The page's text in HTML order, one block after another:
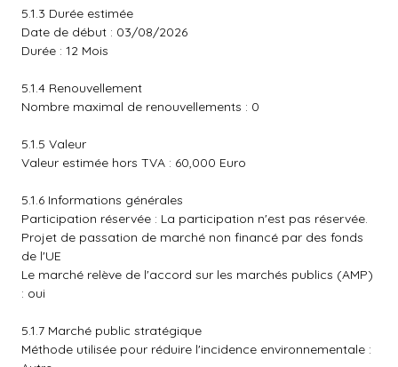
5.1.3 Durée estimée
Date de début : 03/08/2026
Durée : 12 Mois
5.1.4 Renouvellement
Nombre maximal de renouvellements : 0
5.1.5 Valeur
Valeur estimée hors TVA : 60,000 Euro
5.1.6 Informations générales
Participation réservée : La participation n'est pas réservée.
Projet de passation de marché non financé par des fonds
de l'UE
Le marché relève de l'accord sur les marchés publics (AMP)
: oui
5.1.7 Marché public stratégique
Méthode utilisée pour réduire l'incidence environnementale :